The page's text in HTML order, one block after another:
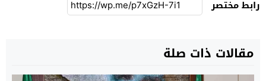
رابط مختصر
مقالات ذات صلة